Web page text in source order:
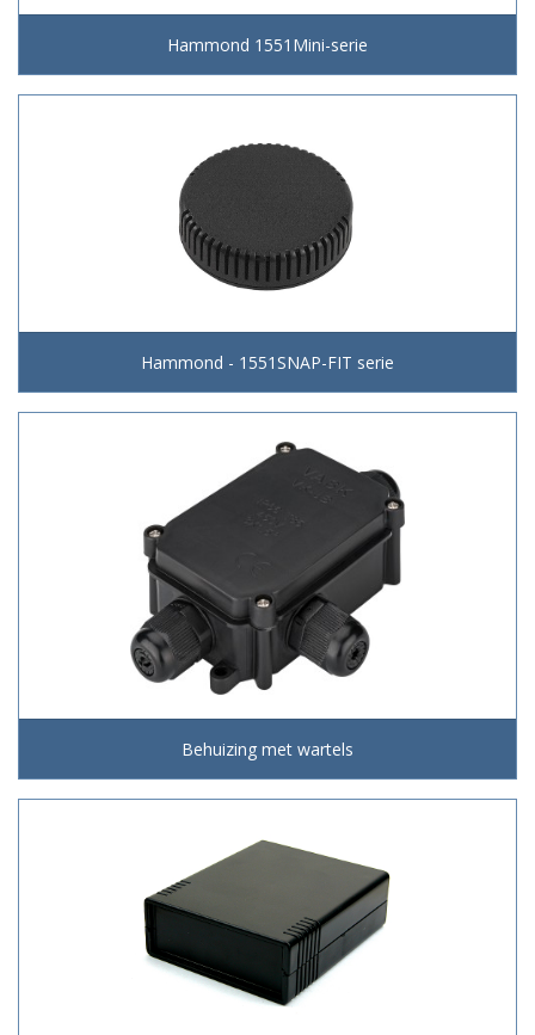
Hammond 1551Mini-serie
Hammond - 1551SNAP-FIT serie
Behuizing met wartels